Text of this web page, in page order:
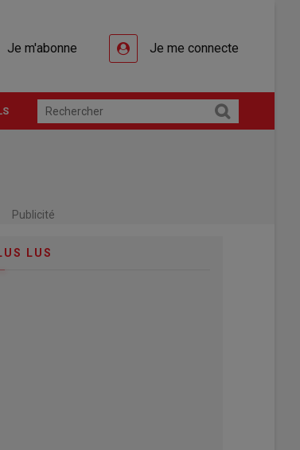
Je m'abonne Je me connecte
Publicité
LUS